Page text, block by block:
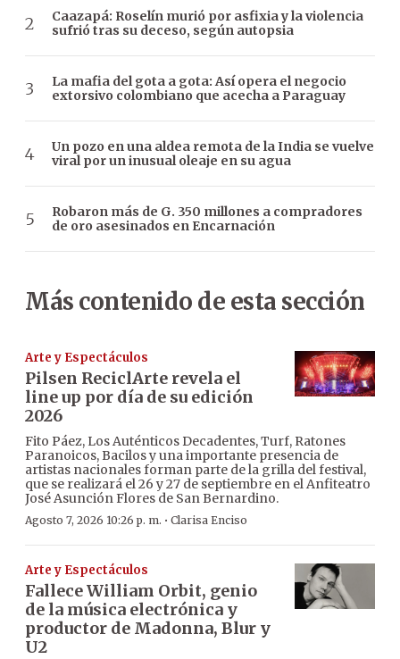
Caazapá: Roselín murió por asfixia y la violencia
sufrió tras su deceso, según autopsia
La mafia del gota a gota: Así opera el negocio
extorsivo colombiano que acecha a Paraguay
Un pozo en una aldea remota de la India se vuelve
viral por un inusual oleaje en su agua
Robaron más de G. 350 millones a compradores
de oro asesinados en Encarnación
Más contenido de esta sección
Arte y Espectáculos
Pilsen ReciclArte revela el
line up por día de su edición
2026
Fito Páez, Los Auténticos Decadentes, Turf, Ratones
Paranoicos, Bacilos y una importante presencia de
artistas nacionales forman parte de la grilla del festival,
que se realizará el 26 y 27 de septiembre en el Anfiteatro
José Asunción Flores de San Bernardino.
Agosto 7, 2026 10:26 p. m. · Clarisa Enciso
Arte y Espectáculos
Fallece William Orbit, genio
de la música electrónica y
productor de Madonna, Blur y
U2